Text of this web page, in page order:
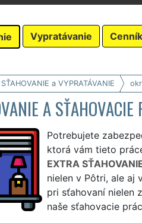
Vypratávanie
a VYPRATÁVANIE
A SŤAHOVACIE
Potrebujete
ktorá vám tieto
EXTRA
nielen v Pôtri, ale aj
pri sťahovaní nielen
naše sťahovacie